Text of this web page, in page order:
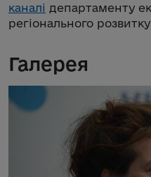
каналі департаменту
регіонального
Галерея